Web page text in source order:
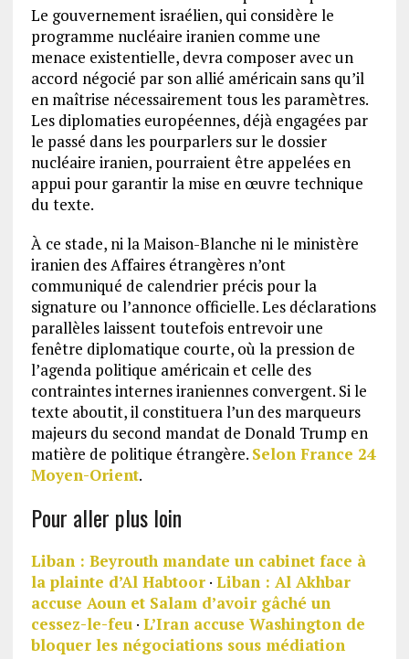
Le gouvernement israélien, qui considère le
programme nucléaire iranien comme une
menace existentielle, devra composer avec un
accord négocié par son allié américain sans qu’il
en maîtrise nécessairement tous les paramètres.
Les diplomaties européennes, déjà engagées par
le passé dans les pourparlers sur le dossier
nucléaire iranien, pourraient être appelées en
appui pour garantir la mise en œuvre technique
du texte.
À ce stade, ni la Maison-Blanche ni le ministère
iranien des Affaires étrangères n’ont
communiqué de calendrier précis pour la
signature ou l’annonce officielle. Les déclarations
parallèles laissent toutefois entrevoir une
fenêtre diplomatique courte, où la pression de
l’agenda politique américain et celle des
contraintes internes iraniennes convergent. Si le
texte aboutit, il constituera l’un des marqueurs
majeurs du second mandat de Donald Trump en
matière de politique étrangère. Selon France 24
Moyen-Orient.
Pour aller plus loin
Liban : Beyrouth mandate un cabinet face à
la plainte d’Al Habtoor· Liban : Al Akhbar
accuse Aoun et Salam d’avoir gâché un
cessez-le-feu· L’Iran accuse Washington de
bloquer les négociations sous médiation